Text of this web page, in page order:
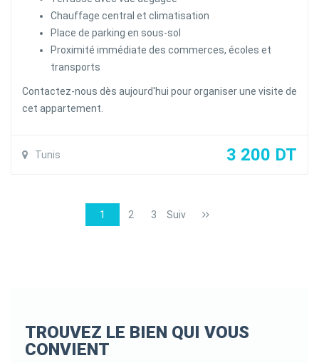
Chauffage central et climatisation
Place de parking en sous-sol
Proximité immédiate des commerces, écoles et
transports
Contactez-nous dès aujourd'hui pour organiser une visite de
cet appartement.
Tunis 3 200 DT
1 2 3 Suiv
TROUVEZ LE BIEN QUI VOUS
CONVIENT